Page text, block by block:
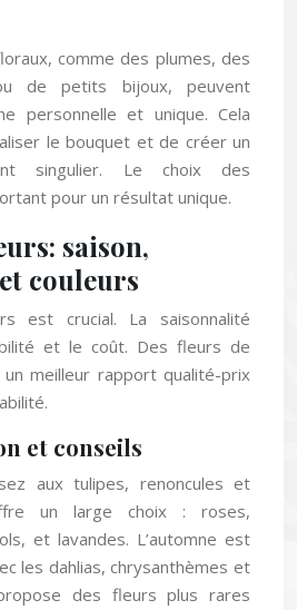
comme des plumes, des
de petits bijoux, peuvent
personnelle et unique. Cela
le bouquet et de créer un
singulier. Le choix des
pour un résultat unique.
saison,
couleurs
est crucial. La saisonnalité
et le coût. Des fleurs de
meilleur rapport qualité-prix
et conseils
aux tulipes, renoncules et
un large choix : roses,
et lavandes. L’automne est
les dahlias, chrysanthèmes et
des fleurs plus rares